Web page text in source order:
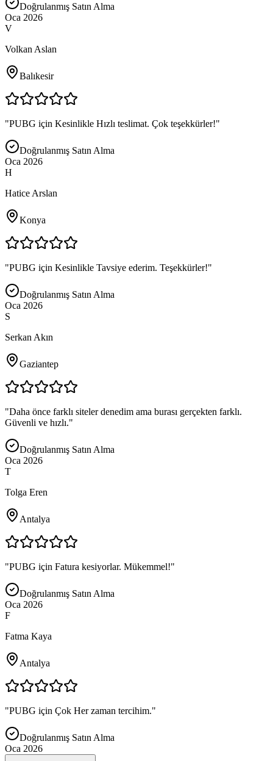
Doğrulanmış Satın Alma
Oca 2026
V
Volkan Aslan
Balıkesir
"PUBG için Kesinlikle Hızlı teslimat. Çok teşekkürler!"
Doğrulanmış Satın Alma
Oca 2026
H
Hatice Arslan
Konya
"PUBG için Kesinlikle Tavsiye ederim. Teşekkürler!"
Doğrulanmış Satın Alma
Oca 2026
S
Serkan Akın
Gaziantep
"Daha önce farklı siteler denedim ama burası gerçekten farklı.
Güvenli ve hızlı."
Doğrulanmış Satın Alma
Oca 2026
T
Tolga Eren
Antalya
"PUBG için Fatura kesiyorlar. Mükemmel!"
Doğrulanmış Satın Alma
Oca 2026
F
Fatma Kaya
Antalya
"PUBG için Çok Her zaman tercihim."
Doğrulanmış Satın Alma
Oca 2026